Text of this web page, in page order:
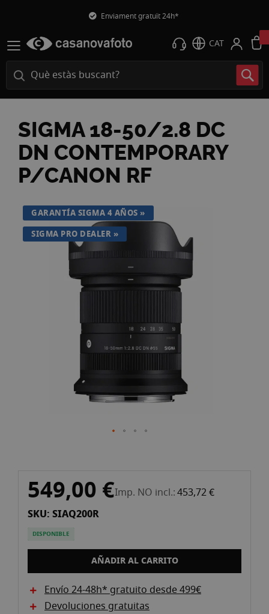
Enviament gratuït 24h*
CAT
SIGMA 18-50/2.8 DC
DN CONTEMPORARY
P/CANON RF
Vés
la
fi
GARANTÍA SIGMA 4 AÑOS
SIGMA PRO DEALER
començament
de
galeria
549,00 €Imp. NO incl. 453,72 €
SKU: SIAQ200R
DISPONIBLE
AÑADIR AL CARRITO
Envío 24-48h* gratuito desde 499€
Devoluciones gratuitas